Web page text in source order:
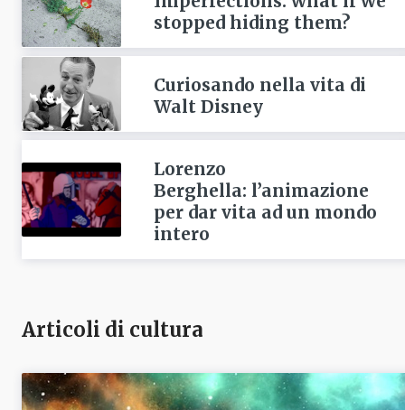
stopped hiding them?
Curiosando nella vita di
Walt Disney
Lorenzo
Berghella: l’animazione
per dar vita ad un mondo
intero
Articoli di cultura